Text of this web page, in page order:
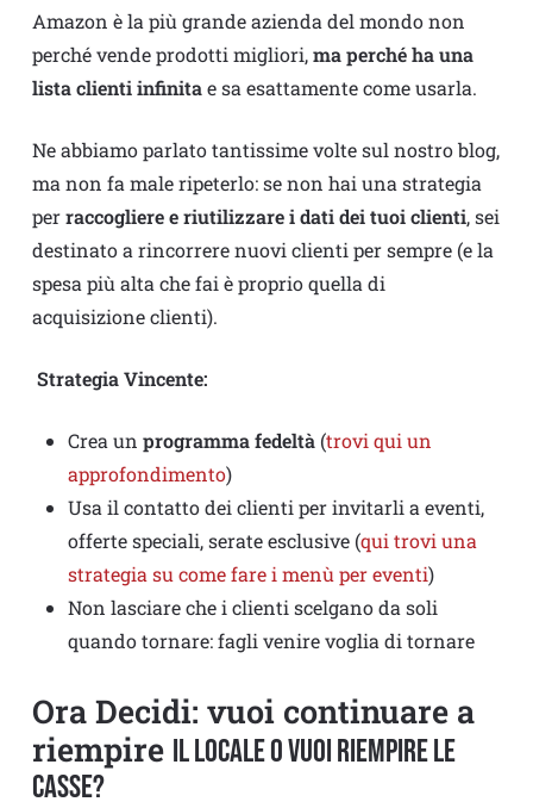
Amazon è la più grande azienda del mondo non
perché vende prodotti migliori,ma perché ha una
lista clienti infinitae sa esattamente come usarla.
Ne abbiamo parlato tantissime volte sul nostro blog,
ma non fa male ripeterlo: se non hai una strategia
perraccogliere e riutilizzare i dati dei tuoi clienti, sei
destinato a rincorrere nuovi clienti per sempre (e la
spesa più alta che fai è proprio quella di
acquisizione clienti).
Strategia Vincente:
Crea un programma fedeltà(trovi qui un
approfondimento)
Usa il contatto dei clienti per invitarli a eventi,
offerte speciali, serate esclusive (qui trovi una
strategia su come fare i menù per eventi)
Non lasciare che i clienti scelgano da soli
quando tornare: fagli venire voglia di tornare
Ora Decidi: vuoi continuare a
riempire il locale o vuoi riempire le
casse?